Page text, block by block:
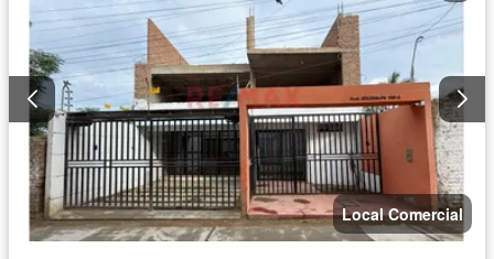
Local Comercial